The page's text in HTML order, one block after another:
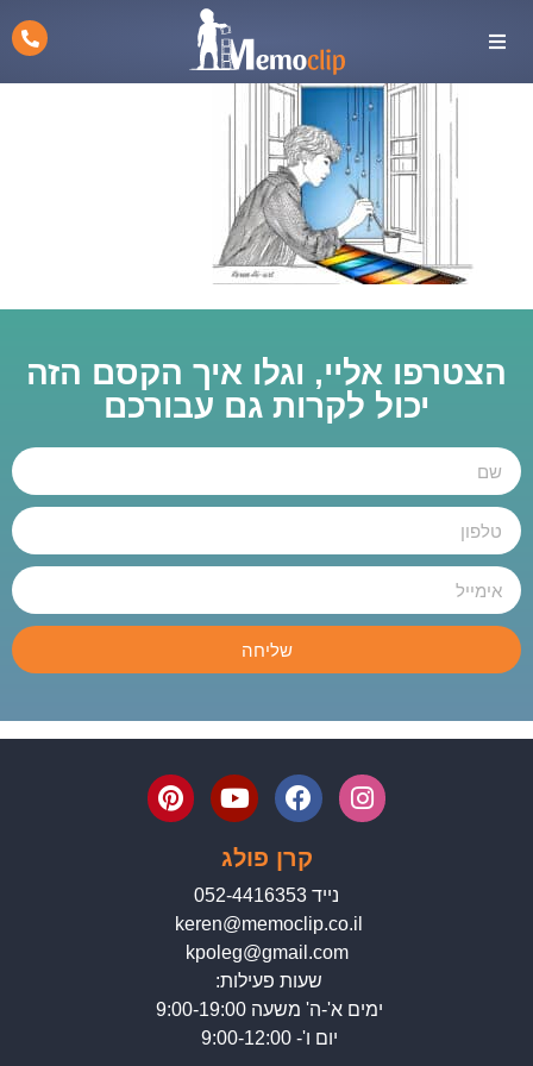
הצטרפו אליי, וגלו איך הקסם הזה
יכול לקרות גם עבורכם
שליחה
קרן פולג
נייד 052-4416353
keren@memoclip.co.il
kpoleg@gmail.com
שעות פעילות:
ימים א'-ה' משעה 9:00-19:00
יום ו'- 9:00-12:00